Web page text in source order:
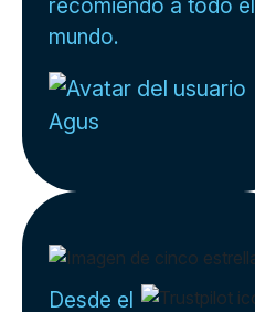
recomiendo a todo el
mundo.
Agus
Desde el